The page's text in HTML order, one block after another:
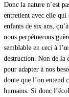
Donc la nature n’est
entretient avec elle qui
enfants de six ans,
nous perpétuerons
semblable en ceci à
destruction. Non de la
pour adapter à nos
doute que l’on entend
humains. Si donc